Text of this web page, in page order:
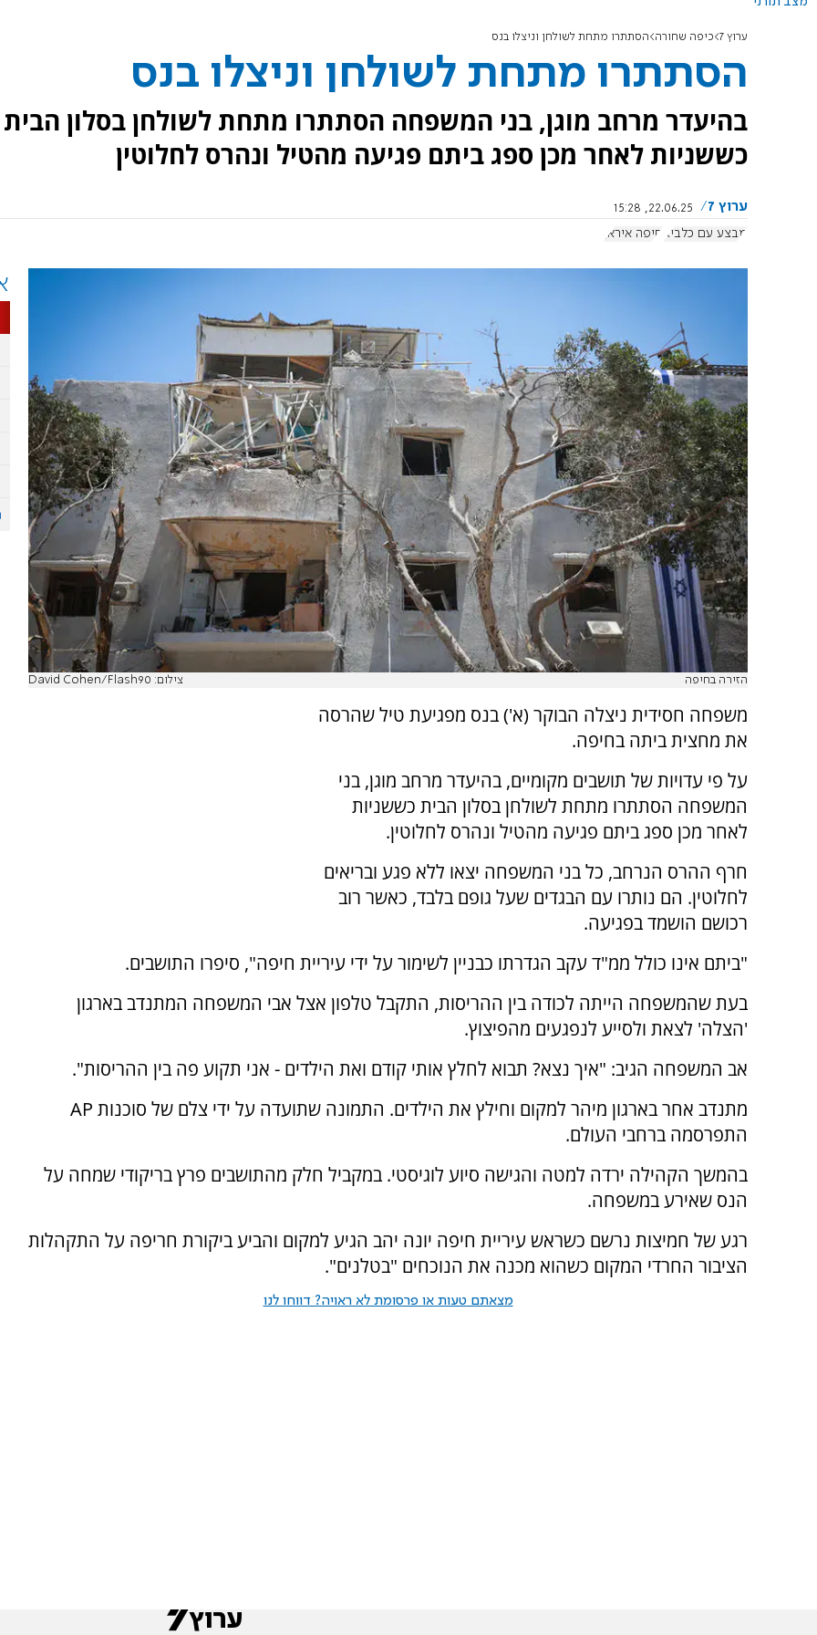
ערוץ 7 כיפה שחורה הסתתרו מתחת לשולחן וניצלו בנס
הסתתרו מתחת לשולחן וניצלו בנס
בהיעדר מרחב מוגן, בני המשפחה הסתתרו מתחת לשולחן בסלון הבית
כששניות לאחר מכן ספג ביתם פגיעה מהטיל ונהרס לחלוטין
ערוץ 7
22.06.25, 15:28
מבצע עם כלביא חיפה איראן
הזירה בחיפה צילום: David Cohen/Flash90
משפחה חסידית ניצלה הבוקר (א') בנס מפגיעת טיל שהרסה
את מחצית ביתה בחיפה.
על פי עדויות של תושבים מקומיים, בהיעדר מרחב מוגן, בני
המשפחה הסתתרו מתחת לשולחן בסלון הבית כששניות
לאחר מכן ספג ביתם פגיעה מהטיל ונהרס לחלוטין.
חרף ההרס הנרחב, כל בני המשפחה יצאו ללא פגע ובריאים
לחלוטין. הם נותרו עם הבגדים שעל גופם בלבד, כאשר רוב
רכושם הושמד בפגיעה.
"ביתם אינו כולל ממ"ד עקב הגדרתו כבניין לשימור על ידי עיריית חיפה", סיפרו התושבים.
בעת שהמשפחה הייתה לכודה בין ההריסות, התקבל טלפון אצל אבי המשפחה המתנדב בארגון
'הצלה' לצאת ולסייע לנפגעים מהפיצוץ.
אב המשפחה הגיב: "איך נצא? תבוא לחלץ אותי קודם ואת הילדים - אני תקוע פה בין ההריסות".
מתנדב אחר בארגון מיהר למקום וחילץ את הילדים. התמונה שתועדה על ידי צלם של סוכנות AP
התפרסמה ברחבי העולם.
בהמשך הקהילה ירדה למטה והגישה סיוע לוגיסטי. במקביל חלק מהתושבים פרץ בריקודי שמחה על
הנס שאירע במשפחה.
רגע של חמיצות נרשם כשראש עיריית חיפה יונה יהב הגיע למקום והביע ביקורת חריפה על התקהלות
הציבור החרדי המקום כשהוא מכנה את הנוכחים "בטלנים".
מצאתם טעות או פרסומת לא ראויה? דווחו לנו